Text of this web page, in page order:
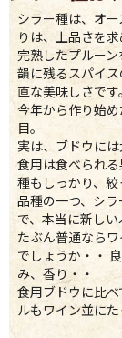
シラー種は、オ
りは、上品さを
完熟したプルー
韻に残るスパイ
直な美味しさです。
今年から作り始
目。
実は、ブドウには
食用は食べられ
種もしっかり、
品種の一つ、シ
で、本当に新しい
たぶん普通なら
でしょうか・・
み、香り・・
食用ブドウに比
ルもワイン並にた